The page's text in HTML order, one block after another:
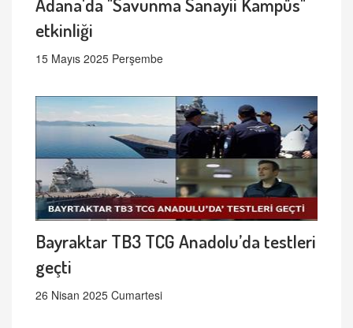
etkinliği
15 Mayıs 2025 Perşembe
Bayraktar TB3 TCG Anadolu’da testleri
geçti
26 Nisan 2025 Cumartesi